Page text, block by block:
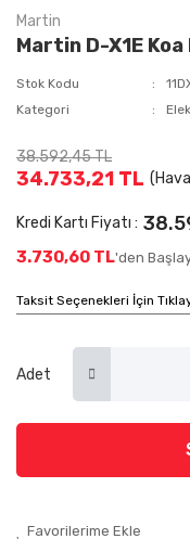
Martin
Martin D-X1E
Stok Kodu
Kategori
38.592,45 TL
34.733,21 TL
Kredi Kartı Fiyatı :
3.730,60 TL'den
Taksit Seçenekleri İçin
Adet